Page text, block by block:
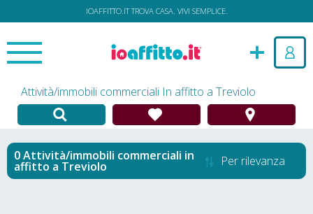
IOAFFITTO.IT TROVA CASA. VIVI SEMPLICE.
Attività/immobili commerciali In affitto a Treviolo
Attività/immobili commerciali in
affitto a Treviolo Per rilevanza